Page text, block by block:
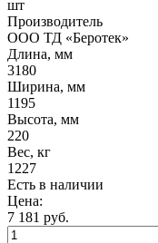
шт
Производитель
ООО ТД «Беротек»
Длина, мм
3180
Ширина, мм
1195
Высота, мм
220
Вес, кг
1227
Есть в наличии
Цена:
7 181 руб.